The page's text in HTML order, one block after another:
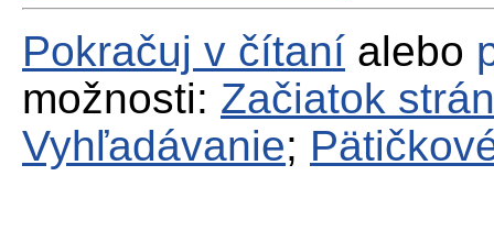
Pokračuj v čítaní alebo
možnosti: Začiatok
Vyhľadávanie;